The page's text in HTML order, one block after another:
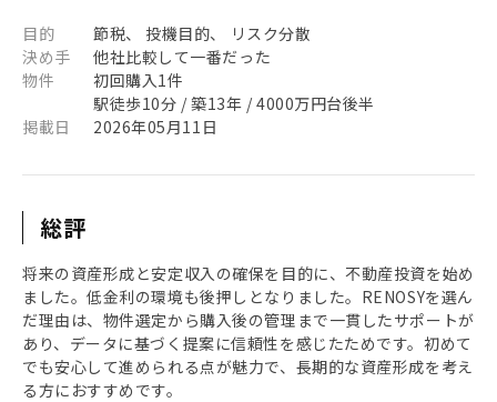
目的
節税、 投機目的、 リスク分散
決め手
他社比較して一番だった
物件
初回購入1件
駅徒歩10分 / 築13年 / 4000万円台後半
掲載日
2026年05月11日
総評
将来の資産形成と安定収入の確保を目的に、不動産投資を始め
ました。低金利の環境も後押しとなりました。RENOSYを選ん
だ理由は、物件選定から購入後の管理まで一貫したサポートが
あり、データに基づく提案に信頼性を感じたためです。初めて
でも安心して進められる点が魅力で、長期的な資産形成を考え
る方におすすめです。